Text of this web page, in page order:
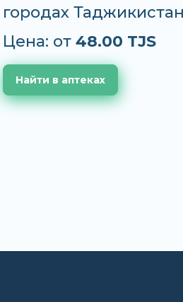
городах
Цена: от 48.00 TJS
Найти в аптеках